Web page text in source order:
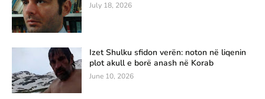
July 18, 2026
Izet Shulku sfidon verën: noton në liqenin
plot akull e borë anash në Korab
June 10, 2026